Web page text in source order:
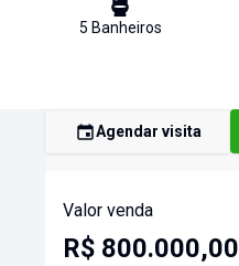
5 Banheiros
Agendar visita
Valor venda
R$ 800.000,00